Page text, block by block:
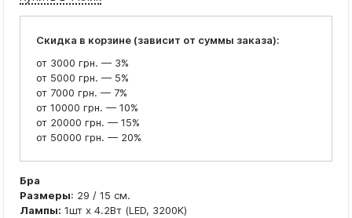
Скидка в корзине (зависит от суммы заказа):
от 3000 грн. — 3%
от 5000 грн. — 5%
от 7000 грн. — 7%
от 10000 грн. — 10%
от 20000 грн. — 15%
от 50000 грн. — 20%
Бра
Размеры: 29 / 15 см.
Лампы: 1шт x 4.2Вт (LED, 3200K)